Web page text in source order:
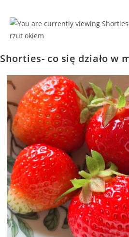
Shorties- co się działo w